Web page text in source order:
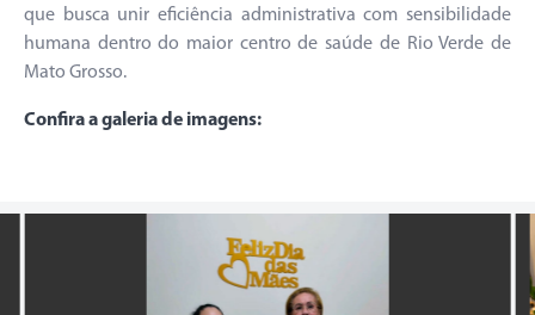
que busca unir eficiência administrativa com sensibilidade
humana dentro do maior centro de saúde de Rio Verde de
Mato Grosso.
Confira a galeria de imagens: